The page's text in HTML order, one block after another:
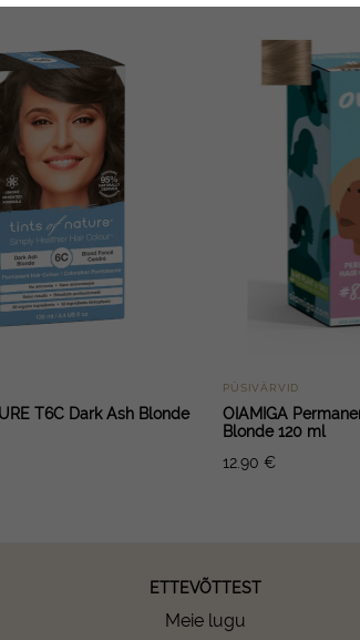
T6C Dark Ash Blonde
PÜSIVÄRVID
OIAMIGA
Blonde 120 ml
12.90 €
ETTEVÕTTEST
Meie lugu